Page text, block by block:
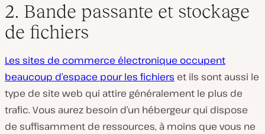
2. Bande passante et stockage
de fichiers
Les sites de commerce électronique occupent
beaucoup d’espace pour les fichiers et ils sont aussi le
type de site web qui attire généralement le plus de
trafic. Vous aurez besoin d’un hébergeur qui dispose
de suffisamment de ressources, à moins que vous ne